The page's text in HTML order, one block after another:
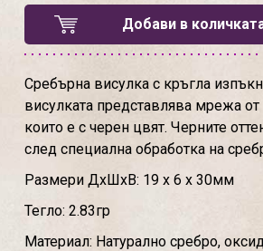
Добави в
Сребърна висулка с кръгла
висулката представлява мрежа
които е с черен цвят. Черните
след специална обработка на
Размери ДхШхВ: 19 х 6 х 30мм
Тегло: 2.83гр
Материал: Натурално сребро,